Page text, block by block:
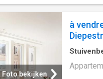
disposer
séparé,
Foto bekijken
à